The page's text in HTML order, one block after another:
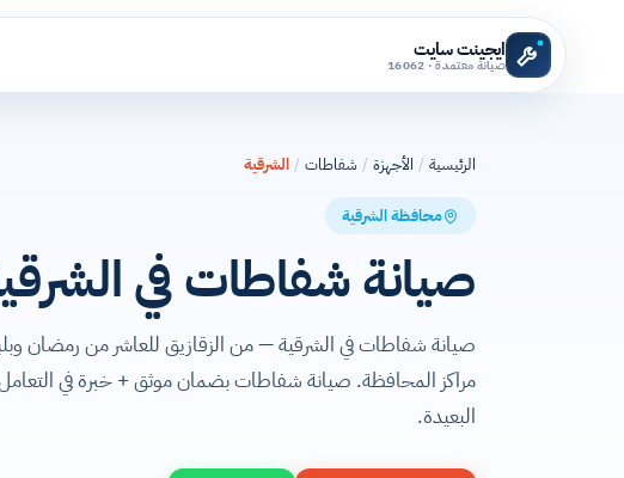
ايجينت سايت
صيانة معتمدة · 16062
الرئيسية / الأجهزة / شفاطات / الشرقية
محافظة الشرقية
صيانة شفاطات في
صيانة شفاطات في الشرقية — من الزقازيق للعاشر من
مراكز المحافظة. صيانة شفاطات بضمان موثق + خبرة في التعامل
البعيدة.